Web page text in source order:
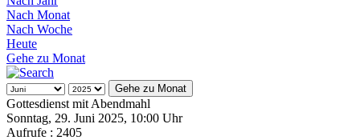
Nach Monat
Nach Woche
Heute
Gehe zu Monat
Gehe zu Monat
Gottesdienst mit Abendmahl
Sonntag, 29. Juni 2025, 10:00 Uhr
Aufrufe : 2405